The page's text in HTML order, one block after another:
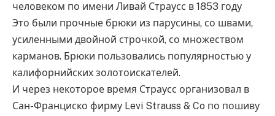
человеком по имени Ливай Страусс в 1853 году
Это были прочные брюки из парусины, со швами,
усиленными двойной строчкой, со множеством
карманов. Брюки пользовались популярностью у
калифорнийских золотоискателей.
И через некоторое время Страусс организовал в
Сан-Франциско фирму Levi Strauss & Co по пошиву